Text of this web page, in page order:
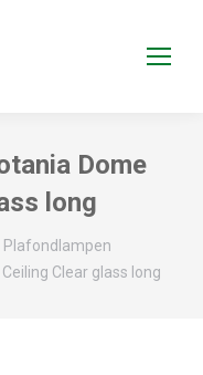
Dome
long
Plafondlampen
Clear glass long